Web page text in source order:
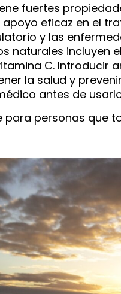
fuertes
apoyo eficaz en el
y las
naturales incluyen
C. Introducir
la salud y
antes de
para personas que